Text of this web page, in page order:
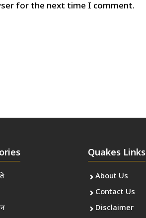
for the next time I comment.
Quakes Links
About Us
Contact Us
Disclaimer